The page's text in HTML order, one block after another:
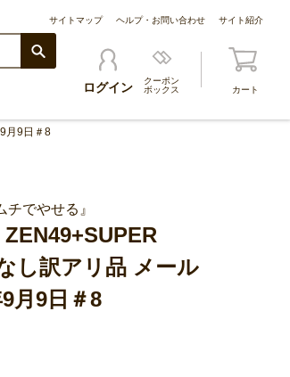
サイトマップ ヘルプ・お問い合わせ サイト紹介
ログイン
クーポン
ボックス
カート
月9日＃8
でやせる』
ZEN49+SUPER
し訳アリ品 メール
月9日＃8